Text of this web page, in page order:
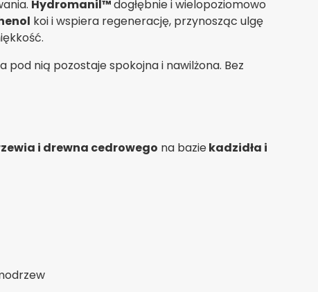
Hydromanil™dogłębnie i wielopoziomowo
koi i wspiera regenerację, przynosząc ulgę
pod nią pozostaje spokojna i nawilżona. Bez
i drewna cedrowego na baziekadzidła i